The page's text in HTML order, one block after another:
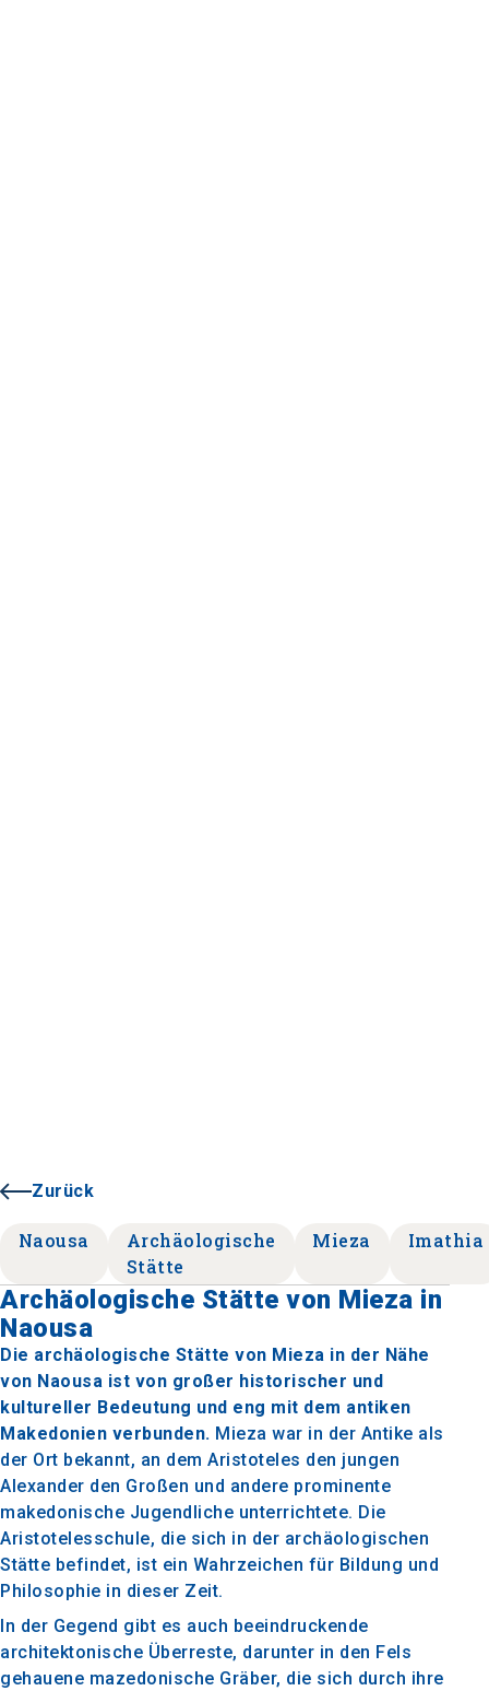
Zurück
Naousa
Archäologische
Stätte
Mieza Imathia
Archäologische Stätte von Mieza in
Naousa
Die archäologische Stätte von Mieza in der Nähe
von Naousa ist von großer historischer und
kultureller Bedeutung und eng mit dem antiken
Makedonien verbunden. Mieza war in der Antike als
der Ort bekannt, an dem Aristoteles den jungen
Alexander den Großen und andere prominente
makedonische Jugendliche unterrichtete. Die
Aristotelesschule, die sich in der archäologischen
Stätte befindet, ist ein Wahrzeichen für Bildung und
Philosophie in dieser Zeit.
In der Gegend gibt es auch beeindruckende
architektonische Überreste, darunter in den Fels
gehauene mazedonische Gräber, die sich durch ihre